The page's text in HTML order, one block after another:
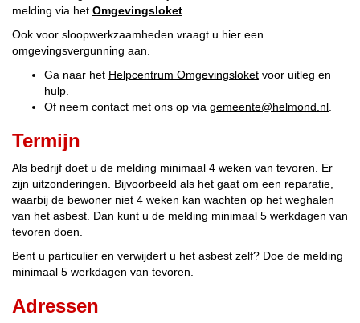
melding via het Omgevingsloket
Ook voor sloopwerkzaamheden vraagt u hier een
omgevingsvergunning aan.
Ga naar het Helpcentrum Omgevingsloket voor uitleg en
hulp.
Of neem contact met ons op via gemeente@helmond.nl
Termijn
Als bedrijf doet u de melding minimaal 4 weken van tevoren. Er
zijn uitzonderingen. Bijvoorbeeld als het gaat om een reparatie,
waarbij de bewoner niet 4 weken kan wachten op het weghalen
van het asbest. Dan kunt u de melding minimaal 5 werkdagen van
tevoren doen.
Bent u particulier en verwijdert u het asbest zelf? Doe de melding
minimaal 5 werkdagen van tevoren.
Adressen